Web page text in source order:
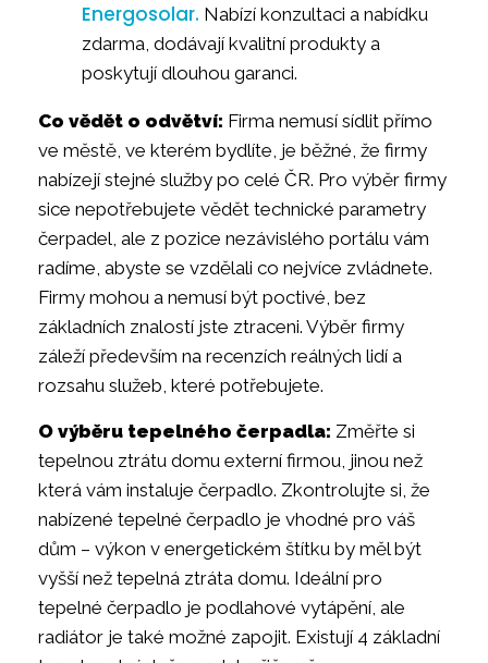
Energosolar. Nabízí konzultaci a nabídku
zdarma, dodávají kvalitní produkty a
poskytují dlouhou garanci.
Co vědět o odvětví: Firma nemusí sídlit přímo
ve městě, ve kterém bydlíte, je běžné, že firmy
nabízejí stejné služby po celé ČR. Pro výběr firmy
sice nepotřebujete vědět technické parametry
čerpadel, ale z pozice nezávislého portálu vám
radíme, abyste se vzdělali co nejvíce zvládnete.
Firmy mohou a nemusí být poctivé, bez
základních znalostí jste ztraceni. Výběr firmy
záleží především na recenzích reálných lidí a
rozsahu služeb, které potřebujete.
O výběru tepelného čerpadla: Změřte si
tepelnou ztrátu domu externí firmou, jinou než
která vám instaluje čerpadlo. Zkontrolujte si, že
nabízené tepelné čerpadlo je vhodné pro váš
dům – výkon v energetickém štítku by měl být
vyšší než tepelná ztráta domu. Ideální pro
tepelné čerpadlo je podlahové vytápění, ale
radiátor je také možné zapojit. Existují 4 základní